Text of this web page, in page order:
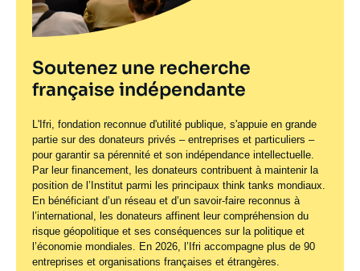
Soutenez une recherche
française indépendante
L'Ifri, fondation reconnue d'utilité publique, s'appuie en grande
partie sur des donateurs privés – entreprises et particuliers –
pour garantir sa pérennité et son indépendance intellectuelle.
Par leur financement, les donateurs contribuent à maintenir la
position de l’Institut parmi les principaux think tanks mondiaux.
En bénéficiant d’un réseau et d’un savoir-faire reconnus à
l’international, les donateurs affinent leur compréhension du
risque géopolitique et ses conséquences sur la politique et
l’économie mondiales. En 2026, l’Ifri accompagne plus de 90
entreprises et organisations françaises et étrangères.